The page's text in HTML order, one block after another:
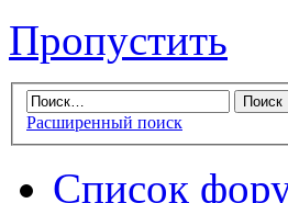
Пропустить
Расширенный поиск
Список